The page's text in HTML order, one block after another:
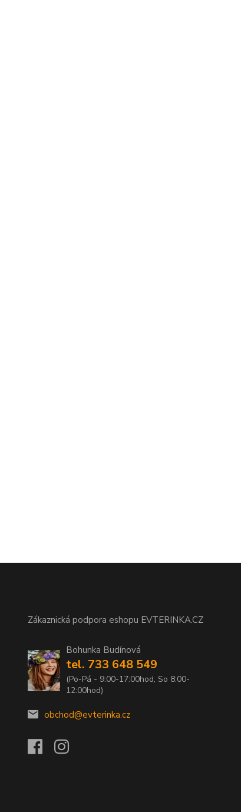
Zákaznická podpora eshopu EVTERINKA.CZ
Bohunka Budínová
tel. 733 648 549
(Po-Pá - 9:00-17:00hod, So 8:00-
12:00hod)
obchod@evterinka.cz